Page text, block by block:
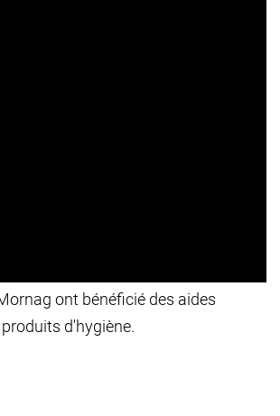
ont bénéficié des aides
d'hygiène.